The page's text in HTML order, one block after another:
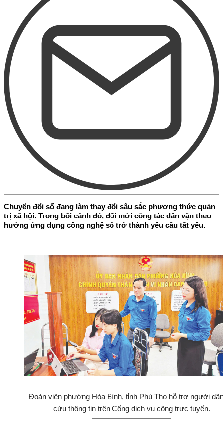
Chuyển đổi số đang làm thay đổi sâu sắc phương thức quản
trị xã hội. Trong bối cảnh đó, đổi mới công tác dân vận theo
hướng ứng dụng công nghệ số trở thành yêu cầu tất yếu.
Đoàn viên phường Hòa Bình, tỉnh Phú Thọ hỗ trợ người
cứu thông tin trên Cổng dịch vụ công trực tuyến.